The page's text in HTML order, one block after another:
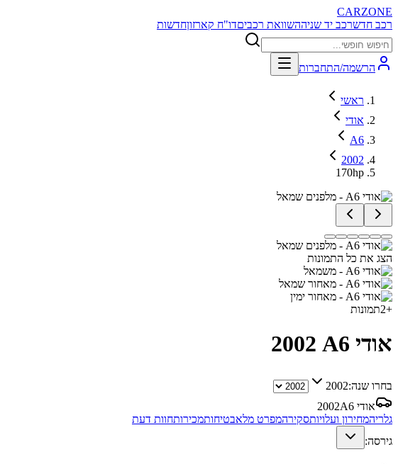
CARZONE
רכב חדשרכב יד שניההשוואת רכביםדו"ח קארזוןחדשות
הרשמה/התחברות
ראשי
אודי
A6
2002
170hp
הצג את כל התמונות
+
2תמונות
אודי A6 2002
בחרו שנה:2002
אודי A6
2002
גלריהמחירון ועלויותסקירהמפרט מלאבטיחותמכירותחוות דעת
גירסה: